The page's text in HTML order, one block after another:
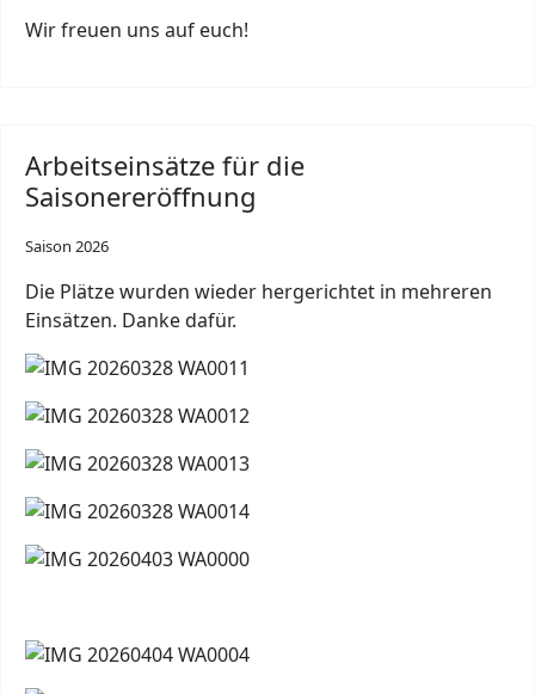
Wir freuen uns auf euch!
Arbeitseinsätze für die
Saisonereröffnung
Saison 2026
Die Plätze wurden wieder hergerichtet in mehreren
Einsätzen. Danke dafür.